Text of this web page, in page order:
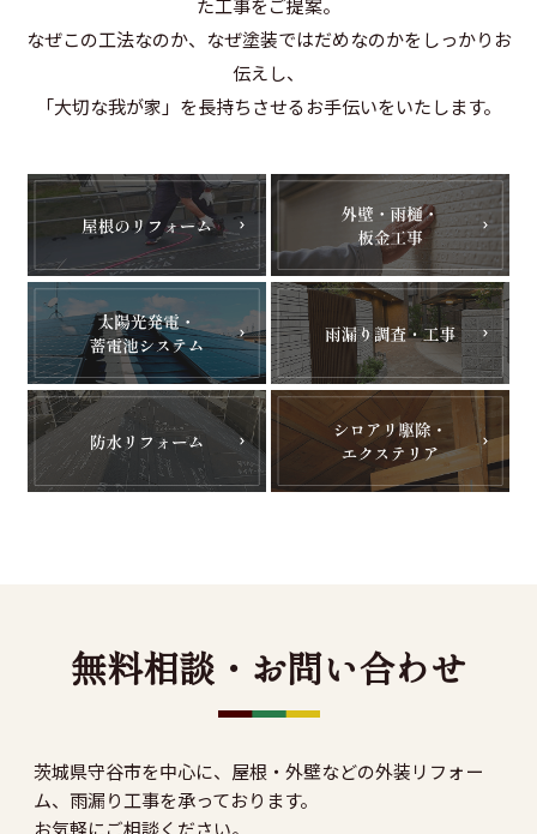
た工事をご提案。
なぜこの工法なのか、なぜ塗装ではだめなのかをしっかりお
伝えし、
「大切な我が家」を長持ちさせるお手伝いをいたします。
無料相談・お問い合わせ
茨城県守谷市を中心に、屋根・外壁などの外装リフォー
ム、雨漏り工事を承っております。